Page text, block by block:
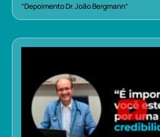
“Depoimento Dr. João Bergmann”